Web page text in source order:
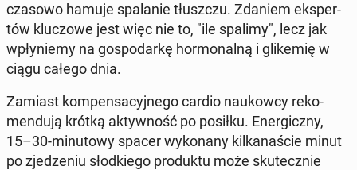
czasowo hamuje spa­la­nie tłusz­czu. Zdaniem eks­per­
tów klu­czo­we jest więc nie to, "ile spalimy", lecz jak
wpły­nie­my na go­spo­dar­kę hor­mo­nal­ną i gli­ke­mię w
ciągu całego dnia.
Zamiast kom­pen­sa­cyj­ne­go cardio na­ukow­cy re­ko­
men­du­ją krótką ak­tyw­ność po posiłku. Ener­gicz­ny,
15–30-mi­nu­to­wy spacer wy­ko­na­ny kil­ka­na­ście minut
po zje­dze­niu słod­kie­go pro­duk­tu może sku­tecz­nie